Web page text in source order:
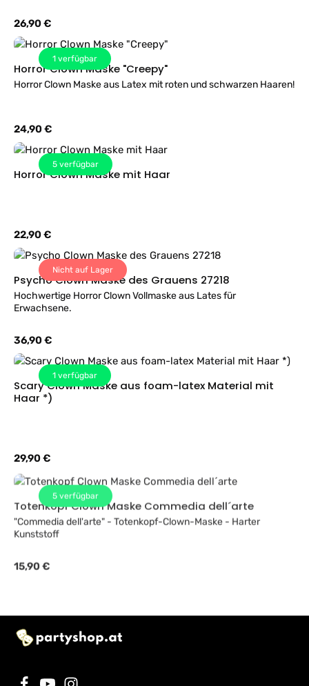
Regulärer Preis:
26,90 €
1 verfügbar
Horror Clown Maske "Creepy"
Horror Clown Maske aus Latex mit roten und schwarzen Haaren!
Regulärer Preis:
24,90 €
5 verfügbar
Horror Clown Maske mit Haar
Regulärer Preis:
22,90 €
Nicht auf Lager
Psycho Clown Maske des Grauens 27218
Hochwertige Horror Clown Vollmaske aus Lates für
Erwachsene.
Regulärer Preis:
36,90 €
1 verfügbar
Scary Clown Maske aus foam-latex Material mit
Haar *)
Regulärer Preis:
29,90 €
5 verfügbar
Totenkopf Clown Maske Commedia dell´arte
"Commedia dell'arte" - Totenkopf-Clown-Maske - Harter
Kunststoff
Regulärer Preis:
15,90 €